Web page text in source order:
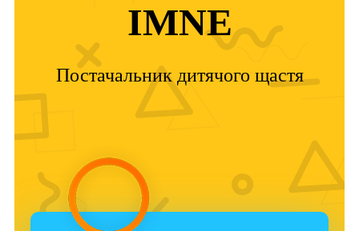
IMNE
Постачальник дитячого щастя